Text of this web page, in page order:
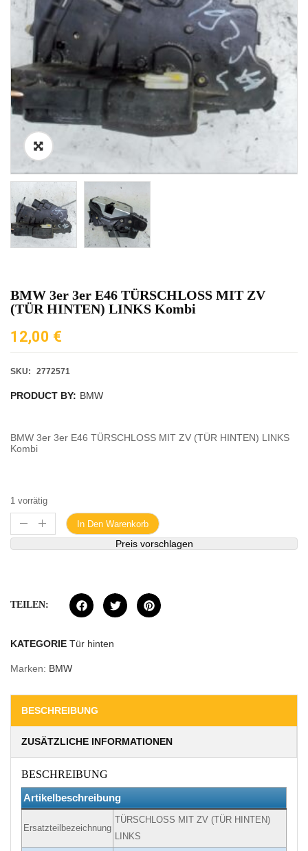
BMW 3er 3er E46 TÜRSCHLOSS MIT ZV
(TÜR HINTEN) LINKS Kombi
12,00 €
SKU: 2772571
PRODUCT BY: BMW
BMW 3er 3er E46 TÜRSCHLOSS MIT ZV (TÜR HINTEN) LINKS
Kombi
1 vorrätig
In Den Warenkorb
Preis vorschlagen
TEILEN:
KATEGORIE Tür hinten
Marken: BMW
BESCHREIBUNG
ZUSÄTZLICHE INFORMATIONEN
BESCHREIBUNG
Artikelbeschreibung
Ersatzteilbezeichnung
TÜRSCHLOSS MIT ZV (TÜR HINTEN)
LINKS